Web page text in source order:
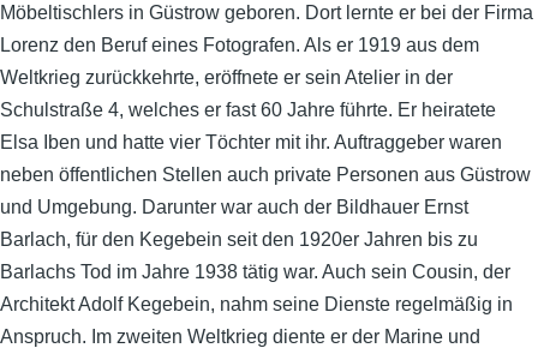
Möbeltischlers in Güstrow geboren. Dort lernte er bei der Firma
Lorenz den Beruf eines Fotografen. Als er 1919 aus dem
Weltkrieg zurückkehrte, eröffnete er sein Atelier in der
Schulstraße 4, welches er fast 60 Jahre führte. Er heiratete
Elsa Iben und hatte vier Töchter mit ihr. Auftraggeber waren
neben öffentlichen Stellen auch private Personen aus Güstrow
und Umgebung. Darunter war auch der Bildhauer Ernst
Barlach, für den Kegebein seit den 1920er Jahren bis zu
Barlachs Tod im Jahre 1938 tätig war. Auch sein Cousin, der
Architekt Adolf Kegebein, nahm seine Dienste regelmäßig in
Anspruch. Im zweiten Weltkrieg diente er der Marine und